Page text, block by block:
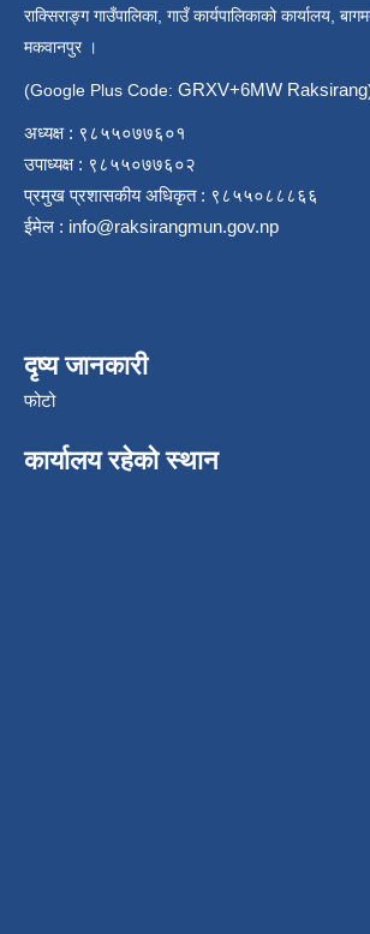
राक्सिराङ्ग गाउँपालिका, गाउँ कार्यपालिकाको कार्यालय,
मकवानपुर ।
(Google Plus Code: GRXV+6MW Raksirang
अध्यक्ष : ९८५५०७७६०१
उपाध्यक्ष : ९८५५०७७६०२
प्रमुख प्रशासकीय अधिकृत : ९८५५०८८८६६
ईमेल : info@raksirangmun.gov.np
दृष्य जानकारी
फोटो
कार्यालय रहेको स्थान